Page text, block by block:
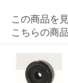
この商品を
こちらの商